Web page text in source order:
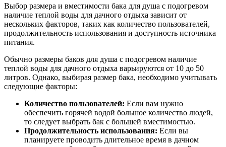
Выбор размера и вместимости бака для душа с подогревом
наличие теплой воды для дачного отдыха зависит от
нескольких факторов, таких как количество пользователей,
продолжительность использования и доступность источника
питания.
Обычно размеры баков для душа с подогревом наличие
теплой воды для дачного отдыха варьируются от 10 до 50
литров. Однако, выбирая размер бака, необходимо учитывать
следующие факторы:
Количество пользователей: Если вам нужно
обеспечить горячей водой большое количество людей,
то следует выбрать бак с большей вместимостью.
Продолжительность использования: Если вы
планируете проводить длительное время в дачном